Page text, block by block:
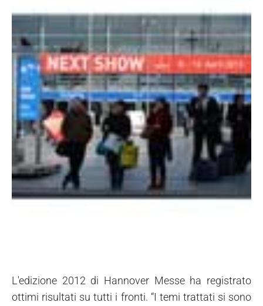
L'edizione 2012 di Hannover Messe ha registrato
ottimi risultati su tutti i fronti. “I temi trattati si sono